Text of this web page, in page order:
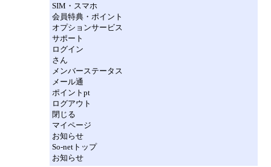
SIM・スマホ
会員特典・ポイント
オプションサービス
サポート
ログイン
さん
メンバーステータス
メール通
ポイントpt
ログアウト
閉じる
マイページ
お知らせ
So-netトップ
お知らせ